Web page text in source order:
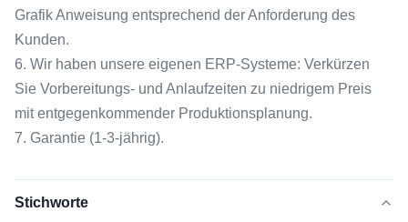
Grafik Anweisung entsprechend der Anforderung des
Kunden.
6. Wir haben unsere eigenen ERP-Systeme: Verkürzen
Sie Vorbereitungs- und Anlaufzeiten zu niedrigem Preis
mit entgegenkommender Produktionsplanung.
7. Garantie (1-3-jährig).
Stichworte